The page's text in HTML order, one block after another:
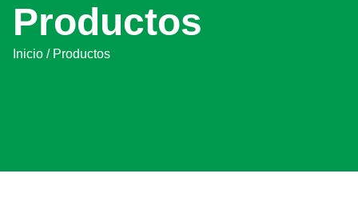
Productos
Inicio / Productos